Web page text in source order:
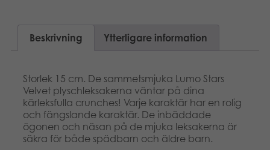
Applikationer
Nederlands
Français
Norsk
Beskrivning Ytterligare information
Storlek 15 cm. De sammetsmjuka Lumo Stars
Velvet plyschleksakerna väntar på dina
kärleksfulla crunches! Varje karaktär har en rolig
och fängslande karaktär. De inbäddade
ögonen och näsan på de mjuka leksakerna är
säkra för både spädbarn och äldre barn.